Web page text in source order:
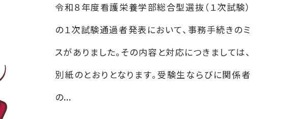
令和８年度看護栄養学部総合型選抜（１次試験）
の１次試験通過者発表において、事務手続きのミ
スがありました。その内容と対応につきましては、
別紙のとおりとなります。受験生ならびに関係者
の...